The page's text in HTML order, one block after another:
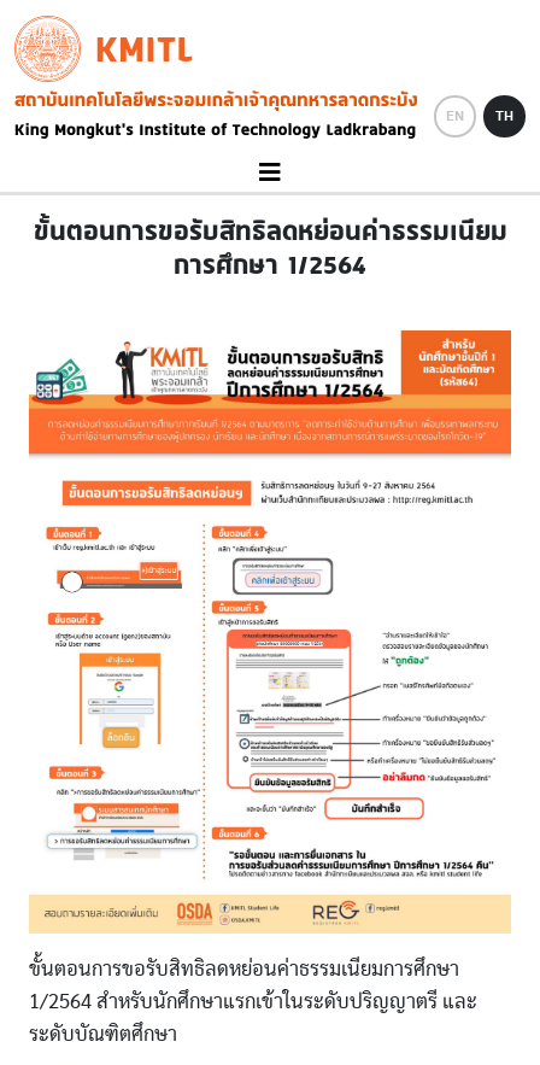
Skip to main content
KMITL
Image
EN TH
ขั้นตอนการขอรับสิทธิลดหย่อนค่าธรรมเนียม
การศึกษา 1/2564
ขั้นตอนการขอรับสิทธิลดหย่อนค่าธรรมเนียมการศึกษา
1/2564 สำหรับนักศึกษาแรกเข้าในระดับปริญญาตรี และ
ระดับบัณฑิตศึกษา